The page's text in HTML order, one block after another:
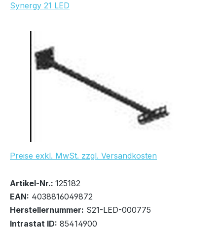
Synergy 21 LED
UVP Netto: 10,60 €
Preise exkl. MwSt. zzgl. Versandkosten
Bestand:11x
Sofort verfügbar, Lieferzeit: 1-2 Tage
Artikel-Nr.: 125182
EAN: 4038816049872
Herstellernummer: S21-LED-000775
Intrastat ID: 85414900